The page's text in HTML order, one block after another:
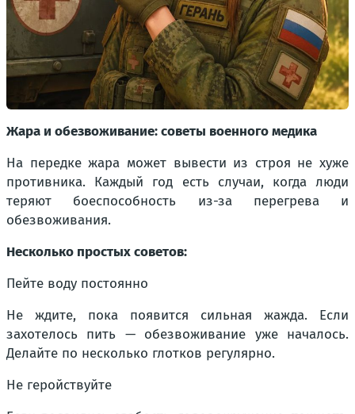
Жара и обезвоживание: советы военного медика
На передке жара может вывести из строя не хуже
противника. Каждый год есть случаи, когда люди
теряют боеспособность из-за перегрева и
обезвоживания.
Несколько простых советов:
Пейте воду постоянно
Не ждите, пока появится сильная жажда. Если
захотелось пить — обезвоживание уже началось.
Делайте по несколько глотков регулярно.
Не геройствуйте